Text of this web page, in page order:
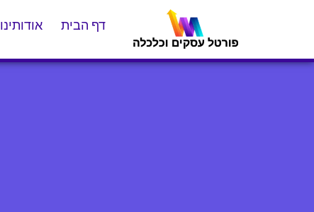
דף הבית אודותינו